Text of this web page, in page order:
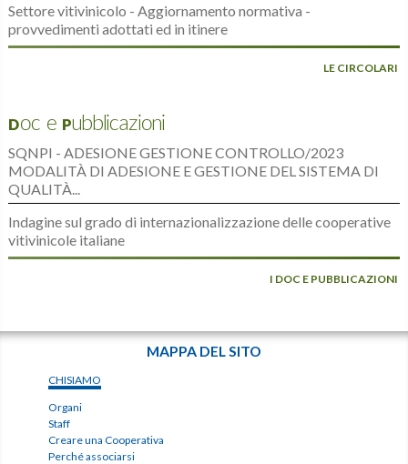
Settore vitivinicolo - Aggiornamento normativa -
provvedimenti adottati ed in itinere
LE CIRCOLARI
Doc e Pubblicazioni
SQNPI - ADESIONE GESTIONE CONTROLLO/2023
MODALITÀ DI ADESIONE E GESTIONE DEL SISTEMA DI
QUALITÀ...
Indagine sul grado di internazionalizzazione delle cooperative
vitivinicole italiane
I DOC E PUBBLICAZIONI
MAPPA DEL SITO
CHISIAMO
Organi
Staff
Creare una Cooperativa
Perché associarsi